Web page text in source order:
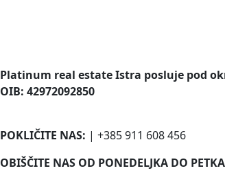
Platinum real estate Istra posluje pod
OIB: 42972092850
POKLIČITE NAS: | +385 911 608 456
OBIŠČITE NAS OD PONEDELJKA DO PETKA